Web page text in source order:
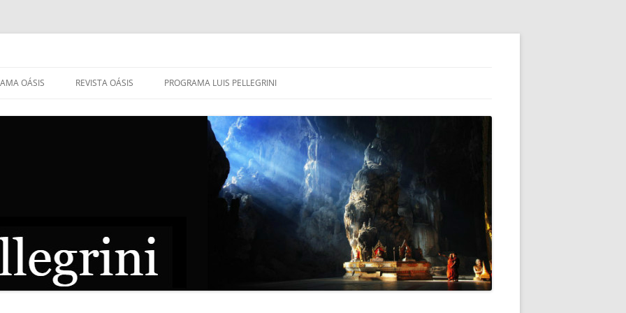
OÁSIS REVISTA OÁSIS PROGRAMA LUIS PELLEGRINI